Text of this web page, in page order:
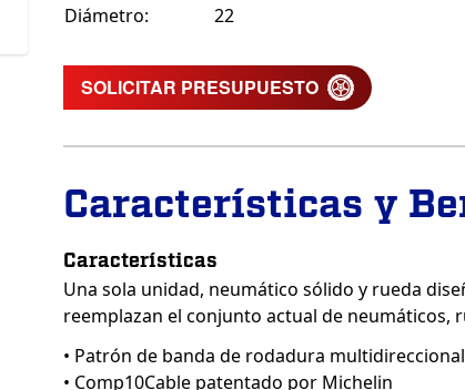
Diámetro:
22
SOLICITAR PRESUPUESTO
Características y
Características
Una sola unidad, neumático sólido y rueda
reemplazan el conjunto actual de neumáticos,
• Patrón de banda de rodadura multidireccional
• Comp10Cable patentado por Michelin